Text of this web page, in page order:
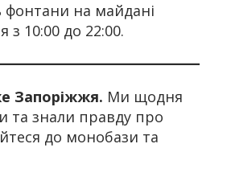
на майдані
10:00 до 22:00.
Запоріжжя. Ми щодня
та знали правду про
до монобази та